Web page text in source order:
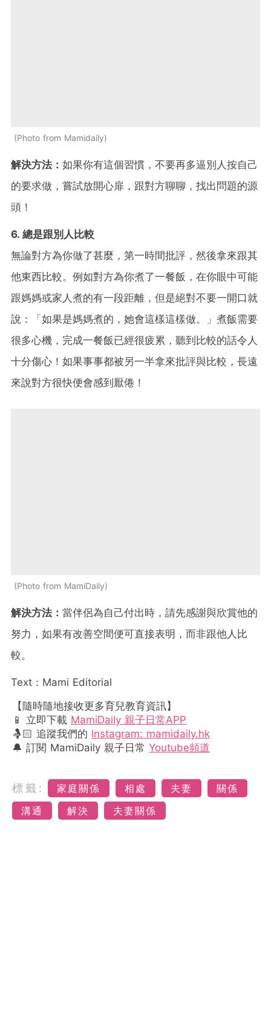
Photo from Mamidaily
解決方法： 如果你有這個習慣，不要再多逼別人按自己
的要求做，嘗試放開心扉，跟對方聊聊，找出問題的源
頭！
6. 總是跟別人比較
無論對方為你做了甚麼，第一時間批評，然後拿來跟其
他東西比較。例如對方為你煮了一餐飯，在你眼中可能
跟媽媽或家人煮的有一段距離，但是絕對不要一開口就
說：「如果是媽媽煮的，她會這樣這樣做。」煮飯需要
很多心機，完成一餐飯已經很疲累，聽到比較的話令人
十分傷心！如果事事都被另一半拿來批評與比較，長遠
來說對方很快便會感到厭倦！
Photo from MamiDaily
解決方法： 當伴侶為自己付出時，請先感謝與欣賞他的
努力，如果有改善空間便可直接表明，而非跟他人比
較。
Text：Mami Editorial
【隨時隨地接收更多育兒教育資訊】
📱 立即下載 MamiDaily 親子日常APP
🤱🏻 追蹤我們的 Instagram: mamidaily.hk
🔔 訂閱 MamiDaily 親子日常 Youtube頻道
標籤: 家庭關係 相處 夫妻
關係
溝通
解決 夫妻關係